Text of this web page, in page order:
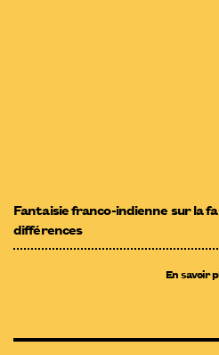
Fantaisie franco-indienne sur la
différences
En savoir